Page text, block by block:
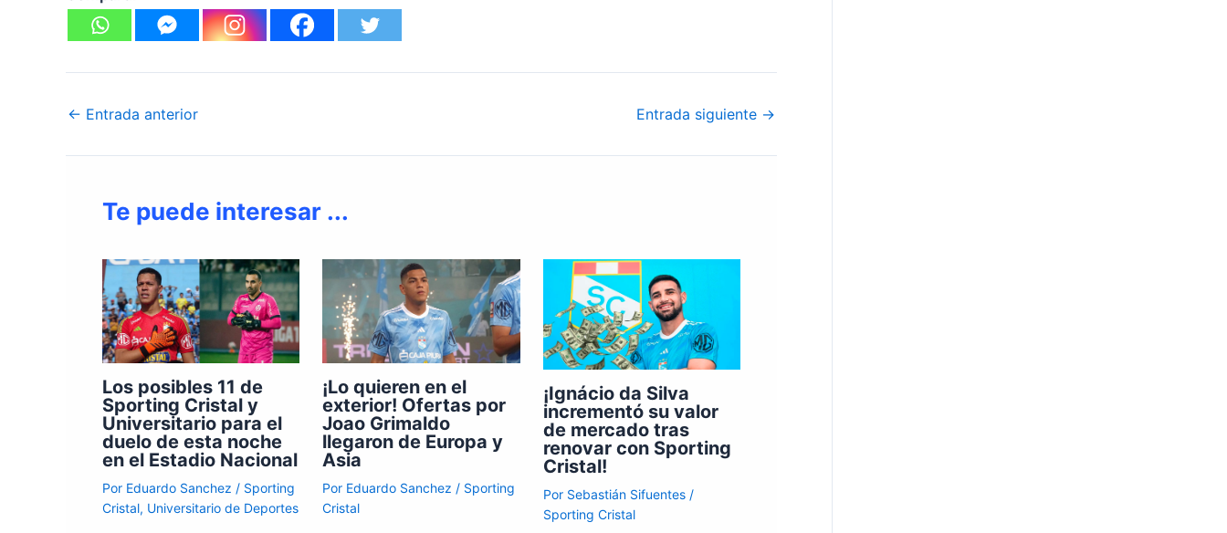
← Entrada anterior Entrada siguiente →
Te puede interesar ...
Los posibles 11 de
Sporting Cristal y
Universitario para el
duelo de esta noche
en el Estadio Nacional
Por Eduardo Sanchez / Sporting
Cristal, Universitario de Deportes
¡Lo quieren en el
exterior! Ofertas por
Joao Grimaldo
llegaron de Europa y
Asia
Por Eduardo Sanchez / Sporting
Cristal
¡Ignácio da Silva
incrementó su valor
de mercado tras
renovar con Sporting
Cristal!
Por Sebastián Sifuentes /
Sporting Cristal